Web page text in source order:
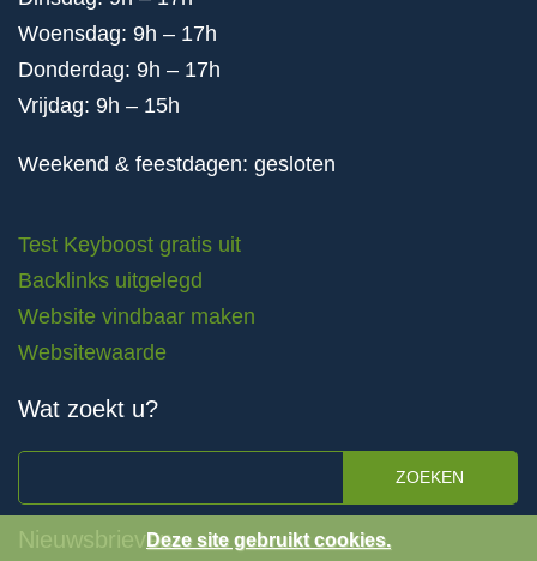
Woensdag: 9h – 17h
Donderdag: 9h – 17h
Vrijdag: 9h – 15h
Weekend & feestdagen: gesloten
Test Keyboost gratis uit
Backlinks uitgelegd
Website vindbaar maken
Websitewaarde
Wat zoekt u?
ZOEKEN
NieuwsbrievenDeze site gebruikt cookies.